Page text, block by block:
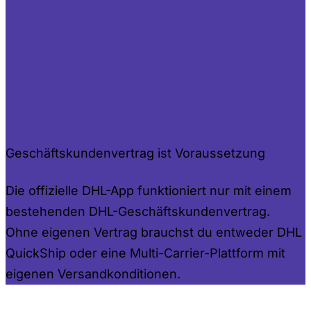
Geschäftskundenvertrag ist Voraussetzung
Die offizielle DHL-App funktioniert nur mit einem
bestehenden DHL-Geschäftskundenvertrag.
Ohne eigenen Vertrag brauchst du entweder DHL
QuickShip oder eine Multi-Carrier-Plattform mit
eigenen Versandkonditionen.